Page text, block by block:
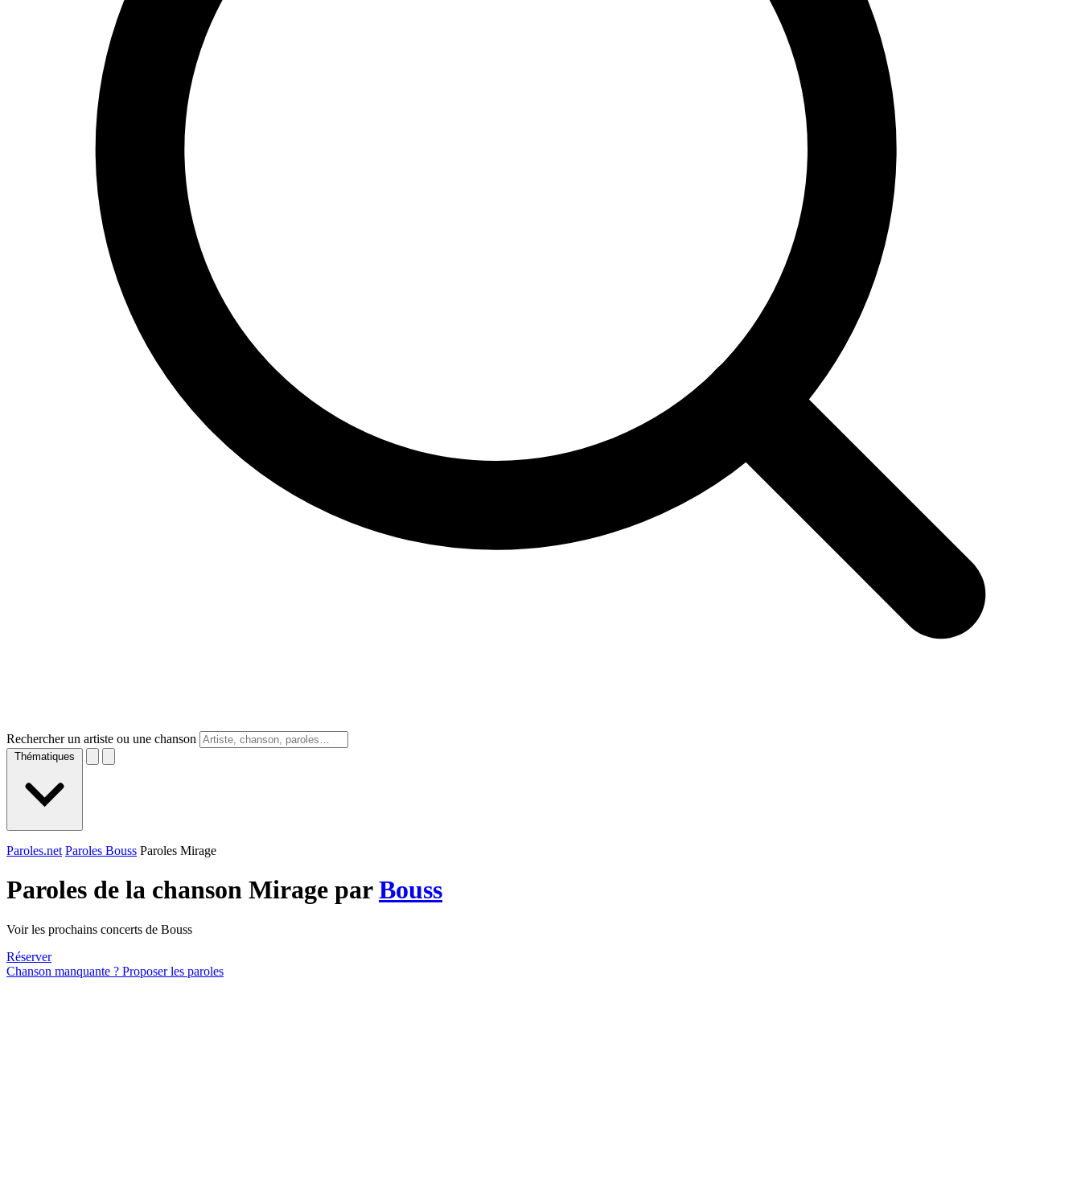
Rechercher un artiste ou une chanson
Thématiques
Paroles.net Paroles Bouss Paroles Mirage
Paroles de la chanson Mirage parBouss
Voir les prochains concerts de Bouss
Réserver
Chanson manquante ? Proposer les paroles